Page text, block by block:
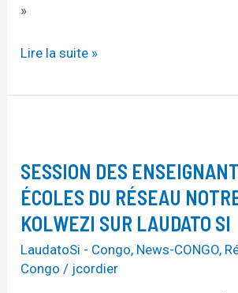
»
Lire la suite »
SESSION DES
ÉCOLES DU RÉSEAU
KOLWEZI SUR LAUDATO SI
LaudatoSi - Congo, News-CONGO,
Congo / jcordier
ENSEIGNANTS
DES
ÉCOLES
DU
RÉSEAU
NOTRE